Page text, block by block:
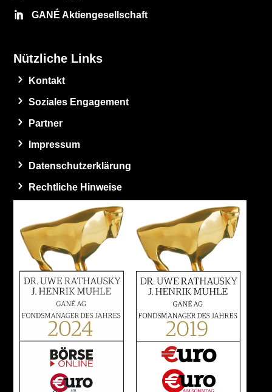
GANÉ Aktiengesellschaft
Nützliche Links
Kontakt
Soziales Engagement
Partner
Impressum
Datenschutzerklärung
Rechtliche Hinweise